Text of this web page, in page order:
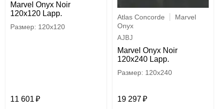
Marvel Onyx Noir
120x120 Lapp.
120x120
11 601
Atlas Concorde
Marvel
Onyx
AJBJ
Marvel Onyx Noir
120x240 Lapp.
120x240
19 297